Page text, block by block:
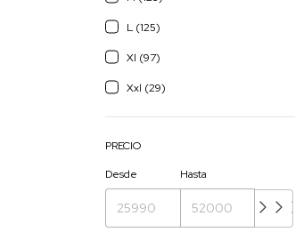
L (125)
Xl (97)
Xxl (29)
PRECIO
Desde
Hasta